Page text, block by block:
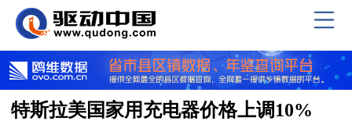
特斯拉美国家用充电器价格上调10%